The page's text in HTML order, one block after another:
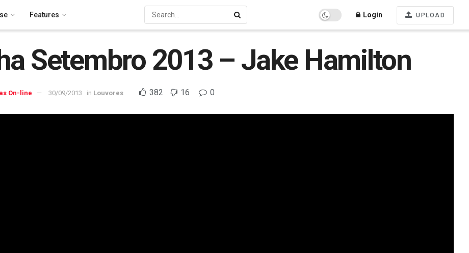
Features Login UPLOAD
Setembro 2013 – Jake Hamilton
On-line 30/09/2013 in Louvores 382 16 0